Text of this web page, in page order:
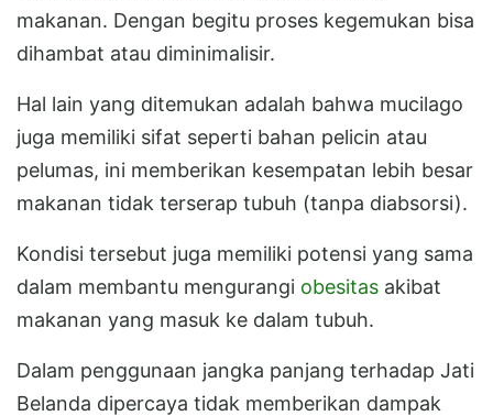
makanan. Dengan begitu proses kegemukan bisa
dihambat atau diminimalisir.
Hal lain yang ditemukan adalah bahwa mucilago
juga memiliki sifat seperti bahan pelicin atau
pelumas, ini memberikan kesempatan lebih besar
makanan tidak terserap tubuh (tanpa diabsorsi).
Kondisi tersebut juga memiliki potensi yang sama
dalam membantu mengurangi obesitas akibat
makanan yang masuk ke dalam tubuh.
Dalam penggunaan jangka panjang terhadap Jati
Belanda dipercaya tidak memberikan dampak